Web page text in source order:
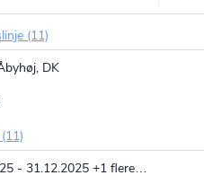
(11)
DK
- 31.12.2025 +1 flere…